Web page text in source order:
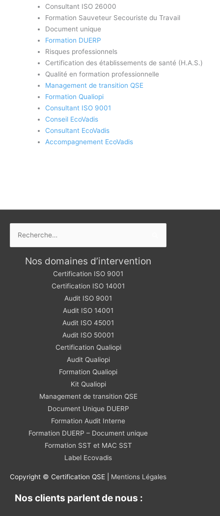
Consultant ISO 26000
Formation Sauveteur Secouriste du Travail
Document unique
Formation DUERP
Risques professionnels
Certification des établissements de santé (H.A.S.)
Qualité en formation professionnelle
Management de transition QSE
Formation Qualiopi
Consultant ISO 9001
Conseil EcoVadis
Consultant EcoVadis
Accompagnement EcoVadis
Nos domaines d’intervention
Certification ISO 9001
Certification ISO 14001
Audit ISO 9001
Audit ISO 14001
Audit ISO 45001
Audit ISO 50001
Certification Qualiopi
Audit Qualiopi
Formation Qualiopi
Kit Qualiopi
Management de transition QSE
Document Unique DUERP
Formation Audit Interne
Formation DUERP – Document unique
Formation SST et MAC SST
Label Ecovadis
Copyright © Certification QSE | Mentions Légales
Nos clients parlent de nous :